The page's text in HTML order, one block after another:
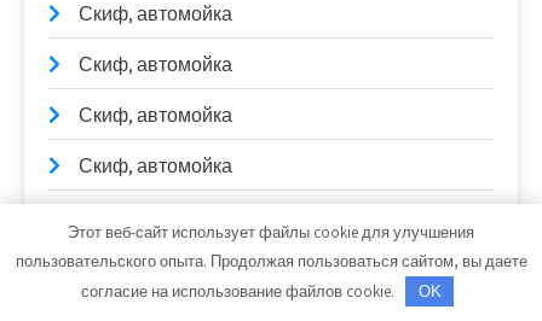
Скиф, автомойка
Скиф, автомойка
Скиф, автомойка
Скиф, автомойка
Скиф, автомойка
Этот веб-сайт использует файлы cookie для улучшения
пользовательского опыта. Продолжая пользоваться сайтом, вы даете
согласие на использование файлов cookie.
OK